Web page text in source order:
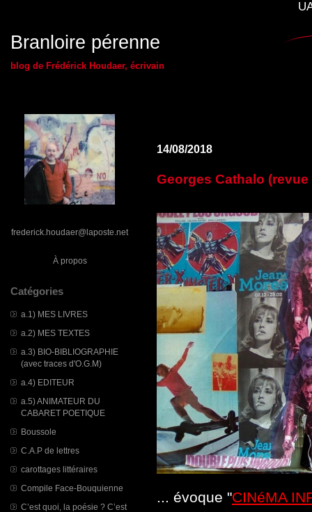
Branloire pérenne
blog de Frédérick Houdaer, écrivain
frederick.houdaer@laposte.net
À propos
Catégories
a.1) MES LIVRES
a.2) MES TEXTES
a.3) BIO-BIBLIOGRAPHIE
(avec traces d'O.G.M)
a.4) EDITEUR
a.5) ANIMATEUR DU
CABARET POETIQUE
Boussole
C.A.P de lettres
carottages littéraires
Compile Face-Bouquienne
C’est quoi, la poésie ? C’est
14/08/2018
Georges Cathalo (revue
... évoque "CINéMA